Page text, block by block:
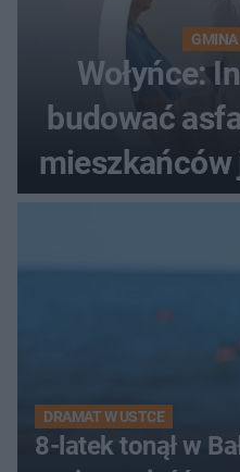
GMINA
Wołyńce:
budować
DRAMAT W USTCE
8-latek tonął w